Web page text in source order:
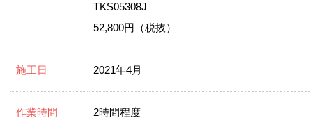
TKS05308J
52,800円（税抜）
施工日 2021年4月
作業時間 2時間程度